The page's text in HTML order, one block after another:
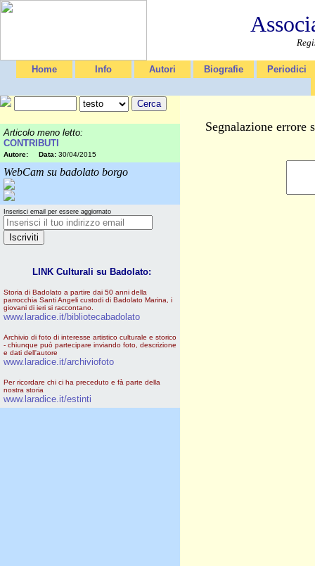
Home Info Autori Biografie Periodici
Articolo meno letto:
CONTRIBUTI
Autore: Data: 30/04/2015
WebCam su badolato borgo
Inserisci email per essere aggiornato
LINK Culturali su Badolato:
Storia di Badolato a partire dai 50 anni della
parrocchia Santi Angeli custodi di Badolato Marina, i
giovani di ieri si raccontano.
www.laradice.it/bibliotecabadolato
Archivio di foto di interesse artistico culturale e storico
- chiunque può partecipare inviando foto, descrizione
e dati dell'autore
www.laradice.it/archiviofoto
Per ricordare chi ci ha preceduto e fà parte della
nostra storia
www.laradice.it/estinti
Segnalazione errore